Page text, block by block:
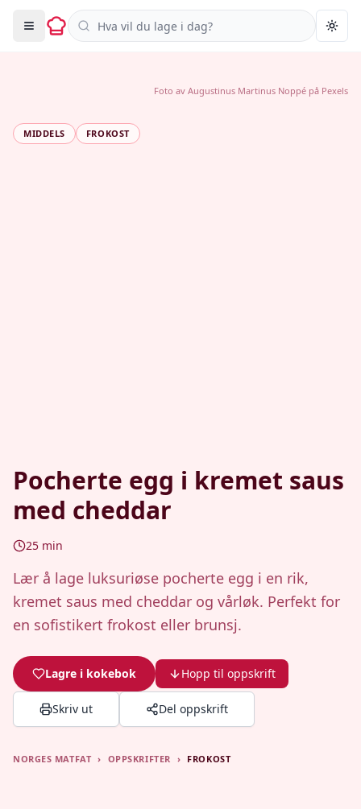
Søk i oppskrifter
MIDDELS FROKOST
Pocherte egg i kremet saus
med cheddar
25 min
Lær å lage luksuriøse pocherte egg i en rik,
kremet saus med cheddar og vårløk. Perfekt for
en sofistikert frokost eller brunsj.
Lagre i kokebok Hopp til oppskrift
Skriv ut Del oppskrift
Foto av Augustinus Martinus Noppé på Pexels
NORGES MATFAT › OPPSKRIFTER › FROKOST